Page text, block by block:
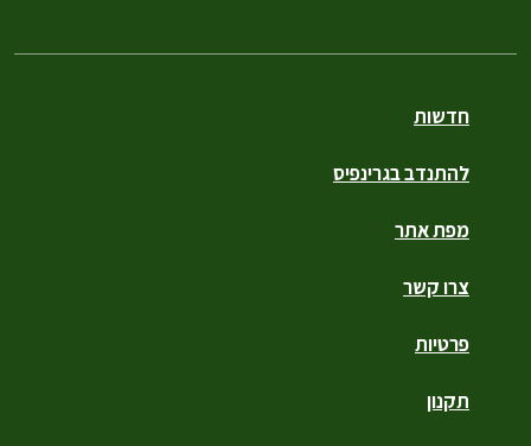
חדשות
להתנדב בגרינפיס
מפת אתר
צרו קשר
פרטיות
תקנון